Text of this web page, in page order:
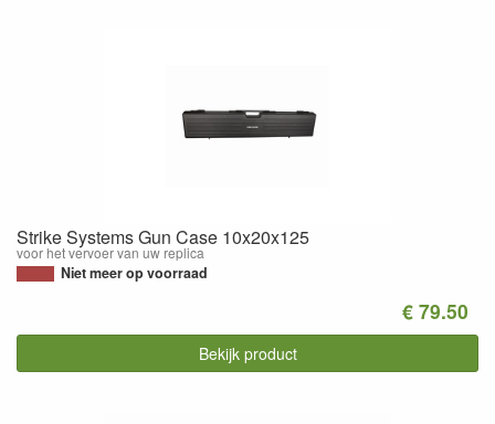
Strike Systems Gun Case 10x20x125
voor het vervoer van uw replica
Niet meer op voorraad
€ 79.50
Bekijk product